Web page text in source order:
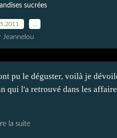
sucrées
Jeannelou
pu le déguster, voilà je
qui l'a retrouvé dans les
la suite